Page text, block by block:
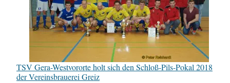
TSV Gera-Westvororte holt sich den Schloß-Pils-Pokal 2018
der Vereinsbrauerei Greiz